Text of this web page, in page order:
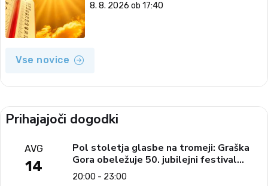
8. 8. 2026 ob 17:40
Vse novice
Prihajajoči dogodki
AVG
14
Pol stoletja glasbe na tromeji: Graška
Gora obeležuje 50. jubilejni festival
narodno-zabavne glasbe
20:00 - 23:00